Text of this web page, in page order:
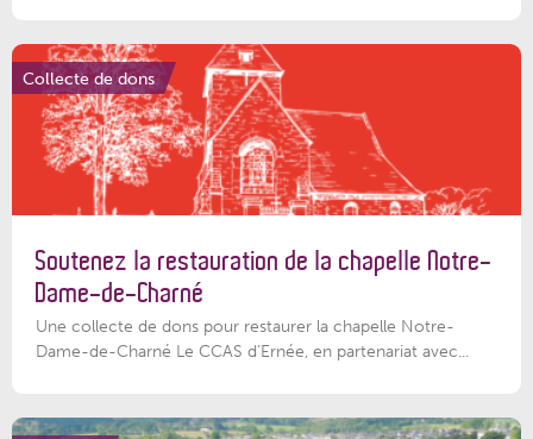
Collecte de dons
Soutenez la restauration de la chapelle Notre-
Dame-de-Charné
Une collecte de dons pour restaurer la chapelle Notre-
Dame-de-Charné Le CCAS d’Ernée, en partenariat avec...